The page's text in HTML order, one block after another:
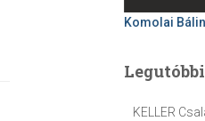
Komolai
KELLER